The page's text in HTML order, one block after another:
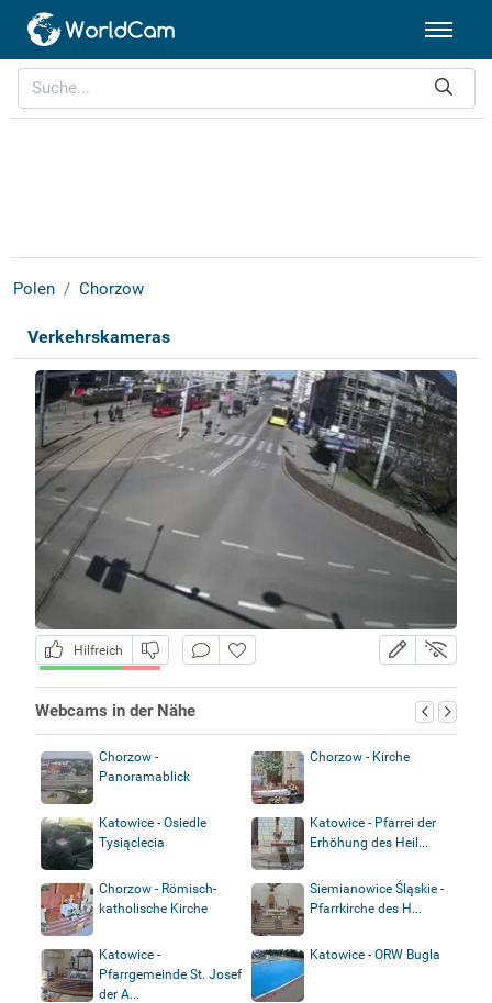
Polen Chorzow
Verkehrskameras
Hilfreich
Webcams in der Nähe
Chorzow -
Panoramablick
Chorzow - Kirche
Katowice - Osiedle
Tysiąclecia
Katowice - Pfarrei der
Erhöhung des Heil...
Chorzow - Römisch-
katholische Kirche
Siemianowice Śląskie -
Pfarrkirche des H...
Katowice -
Pfarrgemeinde St. Josef
der A...
Katowice - ORW Bugla